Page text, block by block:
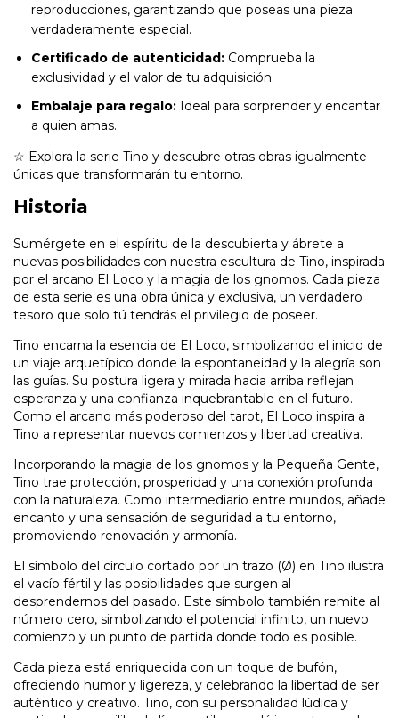
reproducciones, garantizando que poseas una pieza
verdaderamente especial.
Certificado de autenticidad: Comprueba la
exclusividad y el valor de tu adquisición.
Embalaje para regalo: Ideal para sorprender y encantar
a quien amas.
☆ Explora la serie Tino y descubre otras obras igualmente
únicas que transformarán tu entorno.
Historia
Sumérgete en el espíritu de la descubierta y ábrete a
nuevas posibilidades con nuestra escultura de Tino, inspirada
por el arcano El Loco y la magia de los gnomos. Cada pieza
de esta serie es una obra única y exclusiva, un verdadero
tesoro que solo tú tendrás el privilegio de poseer.
Tino encarna la esencia de El Loco, simbolizando el inicio de
un viaje arquetípico donde la espontaneidad y la alegría son
las guías. Su postura ligera y mirada hacia arriba reflejan
esperanza y una confianza inquebrantable en el futuro.
Como el arcano más poderoso del tarot, El Loco inspira a
Tino a representar nuevos comienzos y libertad creativa.
Incorporando la magia de los gnomos y la Pequeña Gente,
Tino trae protección, prosperidad y una conexión profunda
con la naturaleza. Como intermediario entre mundos, añade
encanto y una sensación de seguridad a tu entorno,
promoviendo renovación y armonía.
El símbolo del círculo cortado por un trazo (Ø) en Tino ilustra
el vacío fértil y las posibilidades que surgen al
desprendernos del pasado. Este símbolo también remite al
número cero, simbolizando el potencial infinito, un nuevo
comienzo y un punto de partida donde todo es posible.
Cada pieza está enriquecida con un toque de bufón,
ofreciendo humor y ligereza, y celebrando la libertad de ser
auténtico y creativo. Tino, con su personalidad lúdica y